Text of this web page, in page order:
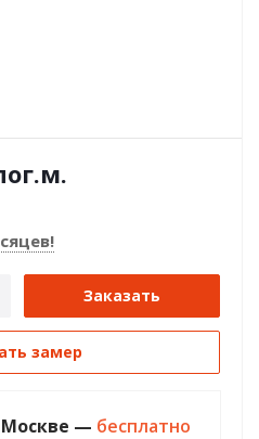
Заказать
замер
Москве — бесплатно